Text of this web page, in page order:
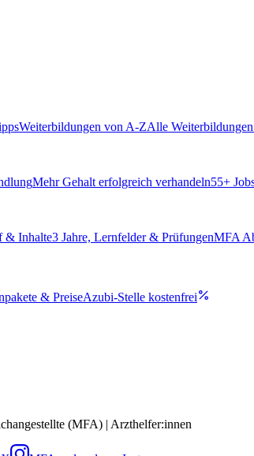
Weiterbildungen von A-ZAlle
Mehr Gehalt erfolgreich verhandeln55+
& Inhalte3 Jahre, Lernfelder & PrüfungenMFA
& PreiseAzubi-Stelle kostenfrei
(MFA) | Arzthelfer:innen